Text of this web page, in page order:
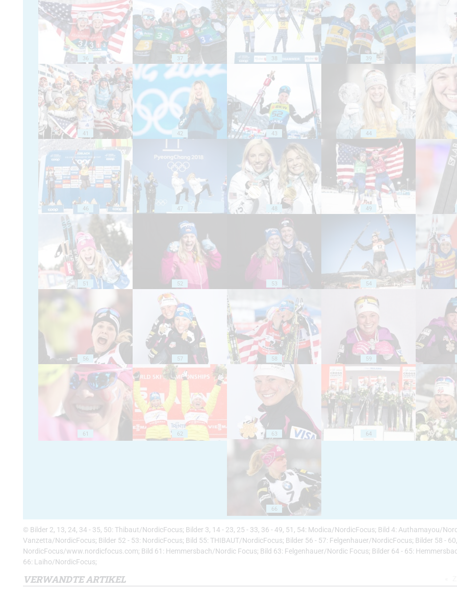
36 37 38 39
41 42 43 44
46 47 48 49
51 52 53 54
56 57 58 59
61 62 63 64
66
© Bilder 2, 13, 24, 34 - 35, 50: Thibaut/NordicFocus; Bilder 3, 14 - 23, 25 - 33, 36 - 49, 51, 54: Modica/NordicFocus; Bild 4: Authamayou/
Vanzetta/NordicFocus; Bilder 52 - 53: NordicFocus; Bild 55: THIBAUT/NordicFocus; Bilder 56 - 57: Felgenhauer/NordicFocus; Bilder 58 -
NordicFocus/www.nordicfocus.com; Bild 61: Hemmersbach/Nordic Focus; Bild 63: Felgenhauer/Nordic Focus; Bilder 64 - 65:
66: Laiho/NordicFocus;
VERWANDTE ARTIKEL